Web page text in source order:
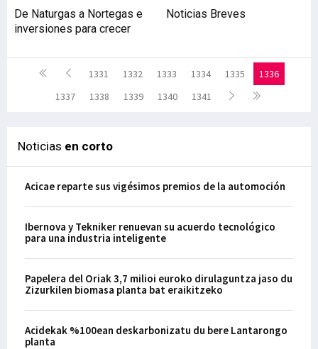
De Naturgas a Nortegas e
inversiones para crecer
Noticias Breves
1331 1332 1333 1334 1335
1336
1337
1338 1339 1340 1341
Noticias en corto
Acicae reparte sus vigésimos premios de la automoción
Ibernova y Tekniker renuevan su acuerdo tecnológico
para una industria inteligente
Papelera del Oriak 3,7 milioi euroko dirulaguntza jaso du
Zizurkilen biomasa planta bat eraikitzeko
Acidekak %100ean deskarbonizatu du bere Lantarongo
planta